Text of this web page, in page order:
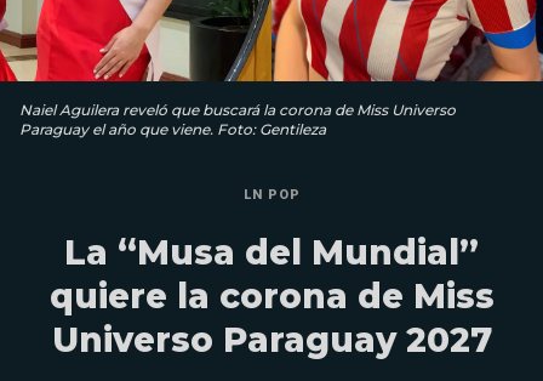
Naiel Aguilera reveló que buscará la corona de Miss Universo
Paraguay el año que viene. Foto: Gentileza
LN POP
La “Musa del Mundial”
quiere la corona de Miss
Universo Paraguay 2027